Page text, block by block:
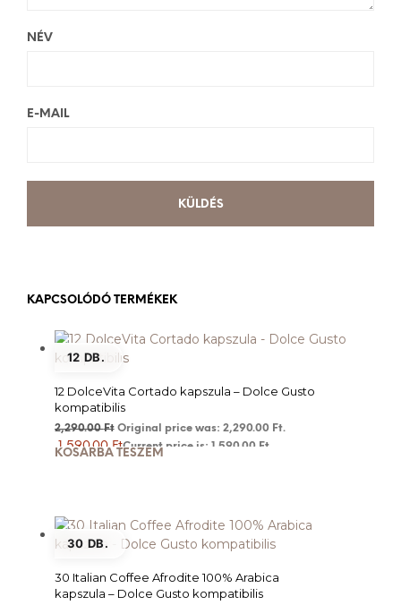
NÉV
E-MAIL
KAPCSOLÓDÓ TERMÉKEK
12 DB.
12 DolceVita Cortado kapszula – Dolce Gusto
kompatibilis
2,290.00Ft Original price was: 2,290.00 Ft.
1,590.00FtCurrent price is: 1,590.00 Ft.
KOSÁRBA TESZEM
30 DB.
30 Italian Coffee Afrodite 100% Arabica
kapszula – Dolce Gusto kompatibilis